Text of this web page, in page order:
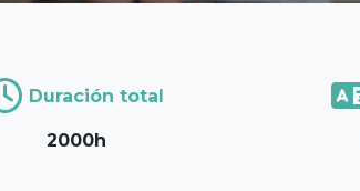
Duración total
2000h